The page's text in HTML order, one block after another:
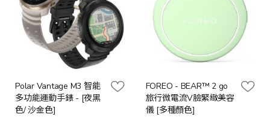
Polar Vantage M3 智能
多功能運動手錶 - [夜黑
色/ 沙金色]
FOREO - BEAR™ 2 go
旅行微電流V臉緊緻美容
儀 [多種顏色]